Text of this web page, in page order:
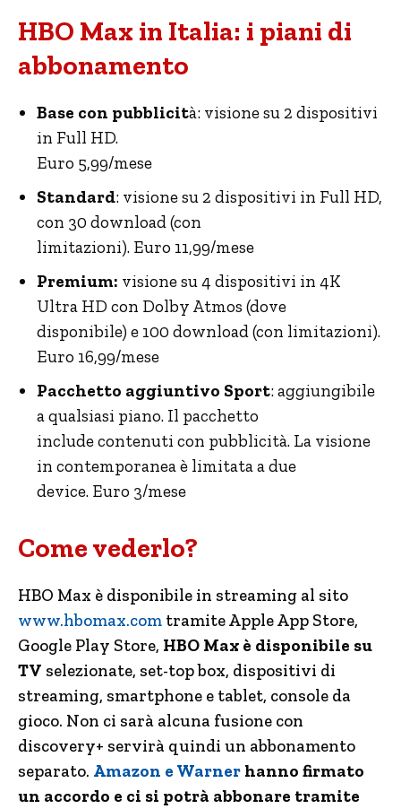
HBO Max in Italia: i piani di
abbonamento
Base con pubblicità: visione su 2 dispositivi
in Full HD.
Euro 5,99/mese
Standard: visione su 2 dispositivi in Full HD,
con 30 download (con
limitazioni). Euro 11,99/mese
Premium: visione su 4 dispositivi in 4K
Ultra HD con Dolby Atmos (dove
disponibile) e 100 download (con limitazioni).
Euro 16,99/mese
Pacchetto aggiuntivo Sport: aggiungibile
a qualsiasi piano. Il pacchetto
include contenuti con pubblicità. La visione
in contemporanea è limitata a due
device. Euro 3/mese
Come vederlo?
HBO Max è disponibile in streaming al sito
www.hbomax.com tramite Apple App Store,
Google Play Store, HBO Max è disponibile su
TV selezionate, set-top box, dispositivi di
streaming, smartphone e tablet, console da
gioco. Non ci sarà alcuna fusione con
discovery+ servirà quindi un abbonamento
separato. Amazon e Warner hanno firmato
un accordo e ci si potrà abbonare tramite